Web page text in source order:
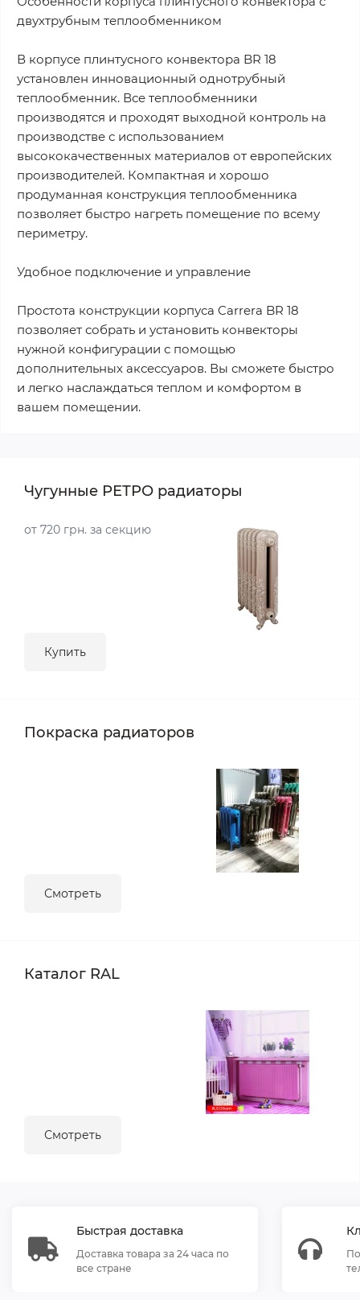
двухтрубным теплообменником
В корпусе плинтусного конвектора BR 18
установлен инновационный однотрубный
теплообменник. Все теплообменники
производятся и проходят выходной контроль на
производстве с использованием
высококачественных материалов от европейских
производителей. Компактная и хорошо
продуманная конструкция теплообменника
позволяет быстро нагреть помещение по всему
периметру.
Удобное подключение и управление
Простота конструкции корпуса Carrera BR 18
позволяет собрать и установить конвекторы
нужной конфигурации с помощью
дополнительных аксессуаров. Вы сможете быстро
и легко наслаждаться теплом и комфортом в
вашем помещении.
Чугунные РЕТРО радиаторы
от 720 грн. за секцию
Купить
Покраска радиаторов
Смотреть
Каталог RAL
Смотреть
Быстрая доставка
Доставка товара за 24 часа по
все стране